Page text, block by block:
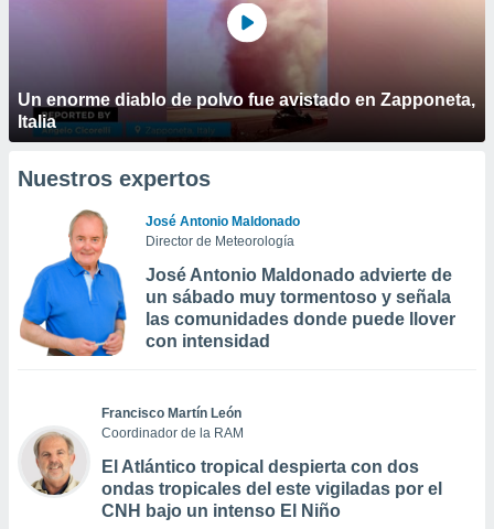
Un enorme diablo de polvo fue avistado en Zapponeta,
Italia
Nuestros expertos
José Antonio Maldonado
Director de Meteorología
José Antonio Maldonado advierte de
un sábado muy tormentoso y señala
las comunidades donde puede llover
con intensidad
Francisco Martín León
Coordinador de la RAM
El Atlántico tropical despierta con dos
ondas tropicales del este vigiladas por el
CNH bajo un intenso El Niño